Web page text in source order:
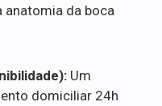
anatomia da boca
Um
domiciliar 24h